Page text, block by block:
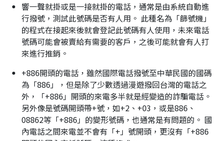
響一聲就掛或是一接就掛的電話，通常是由系統自動進
行撥號，測試此號碼是否有人用。 此種名為「篩號機」
的程式在接起來後就會登記此號碼有人使用，未來電話
號碼可能會被賣給有需要的客戶，之後可能就會有人打
來進行推銷。
+886開頭的電話，雖然國際電話撥號至中華民國的國碼
為「886」，但是除了少數透過漫遊撥回台灣的電話之
外，「+886」開頭的來電多半就是經變造的詐騙電話。
另外像是號碼開頭帶+號，如+2、+03，或是886、
08862等「+886」的變形號碼，也通常是有問題的。 國
內電話之間來電並不會有「+」號開頭，更沒有「+886